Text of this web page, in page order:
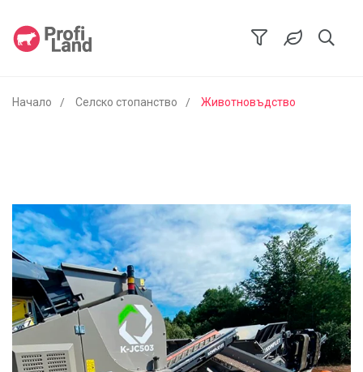
Начало Селско стопанство Животновъдство